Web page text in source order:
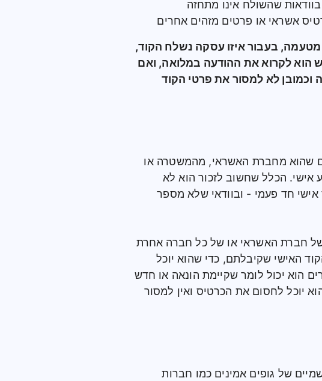
שהשולח אינו מתחזה
אשראי או פרטים מזהים אחרים
בעבור איזו עסקה נשלח הקוד,
לקרוא את ההודעה במלואה, ואם
וכמובן לא למסור את פרטי הקוד
שהוא מחברת האשראי, מהמשטרה או
אישי. הכלל שחשוב לזכור הוא לא
חד פעמי - ובוודאי שלא מספר
של חברת האשראי או של כל חברה אחרת
האישי שקיבלתם, כדי שהוא יוכל
הוא יכול לומר שקיימת הונאה או חדש
יוכל לחסום את הכרטיס ואין למסור
של גופים אמינים כמו חברות